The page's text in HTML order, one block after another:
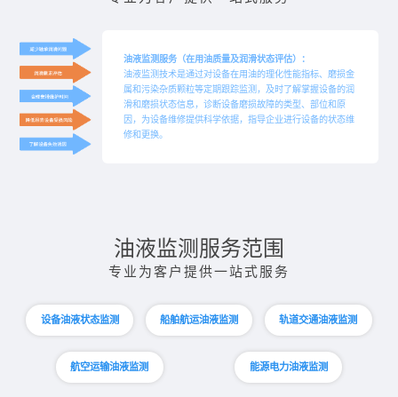
油液监测服务（在用油质量及润滑状态评估）：
油液监测技术是通过对设备在用油的理化性能指标、磨损金
属和污染杂质颗粒等定期跟踪监测，及时了解掌握设备的润
滑和磨损状态信息，诊断设备磨损故障的类型、部位和原
因，为设备维修提供科学依据，指导企业进行设备的状态维
修和更换。
油液监测服务范围
专业为客户提供一站式服务
设备油液状态监测 船舶航运油液监测 轨道交通油液监测
航空运输油液监测 能源电力油液监测